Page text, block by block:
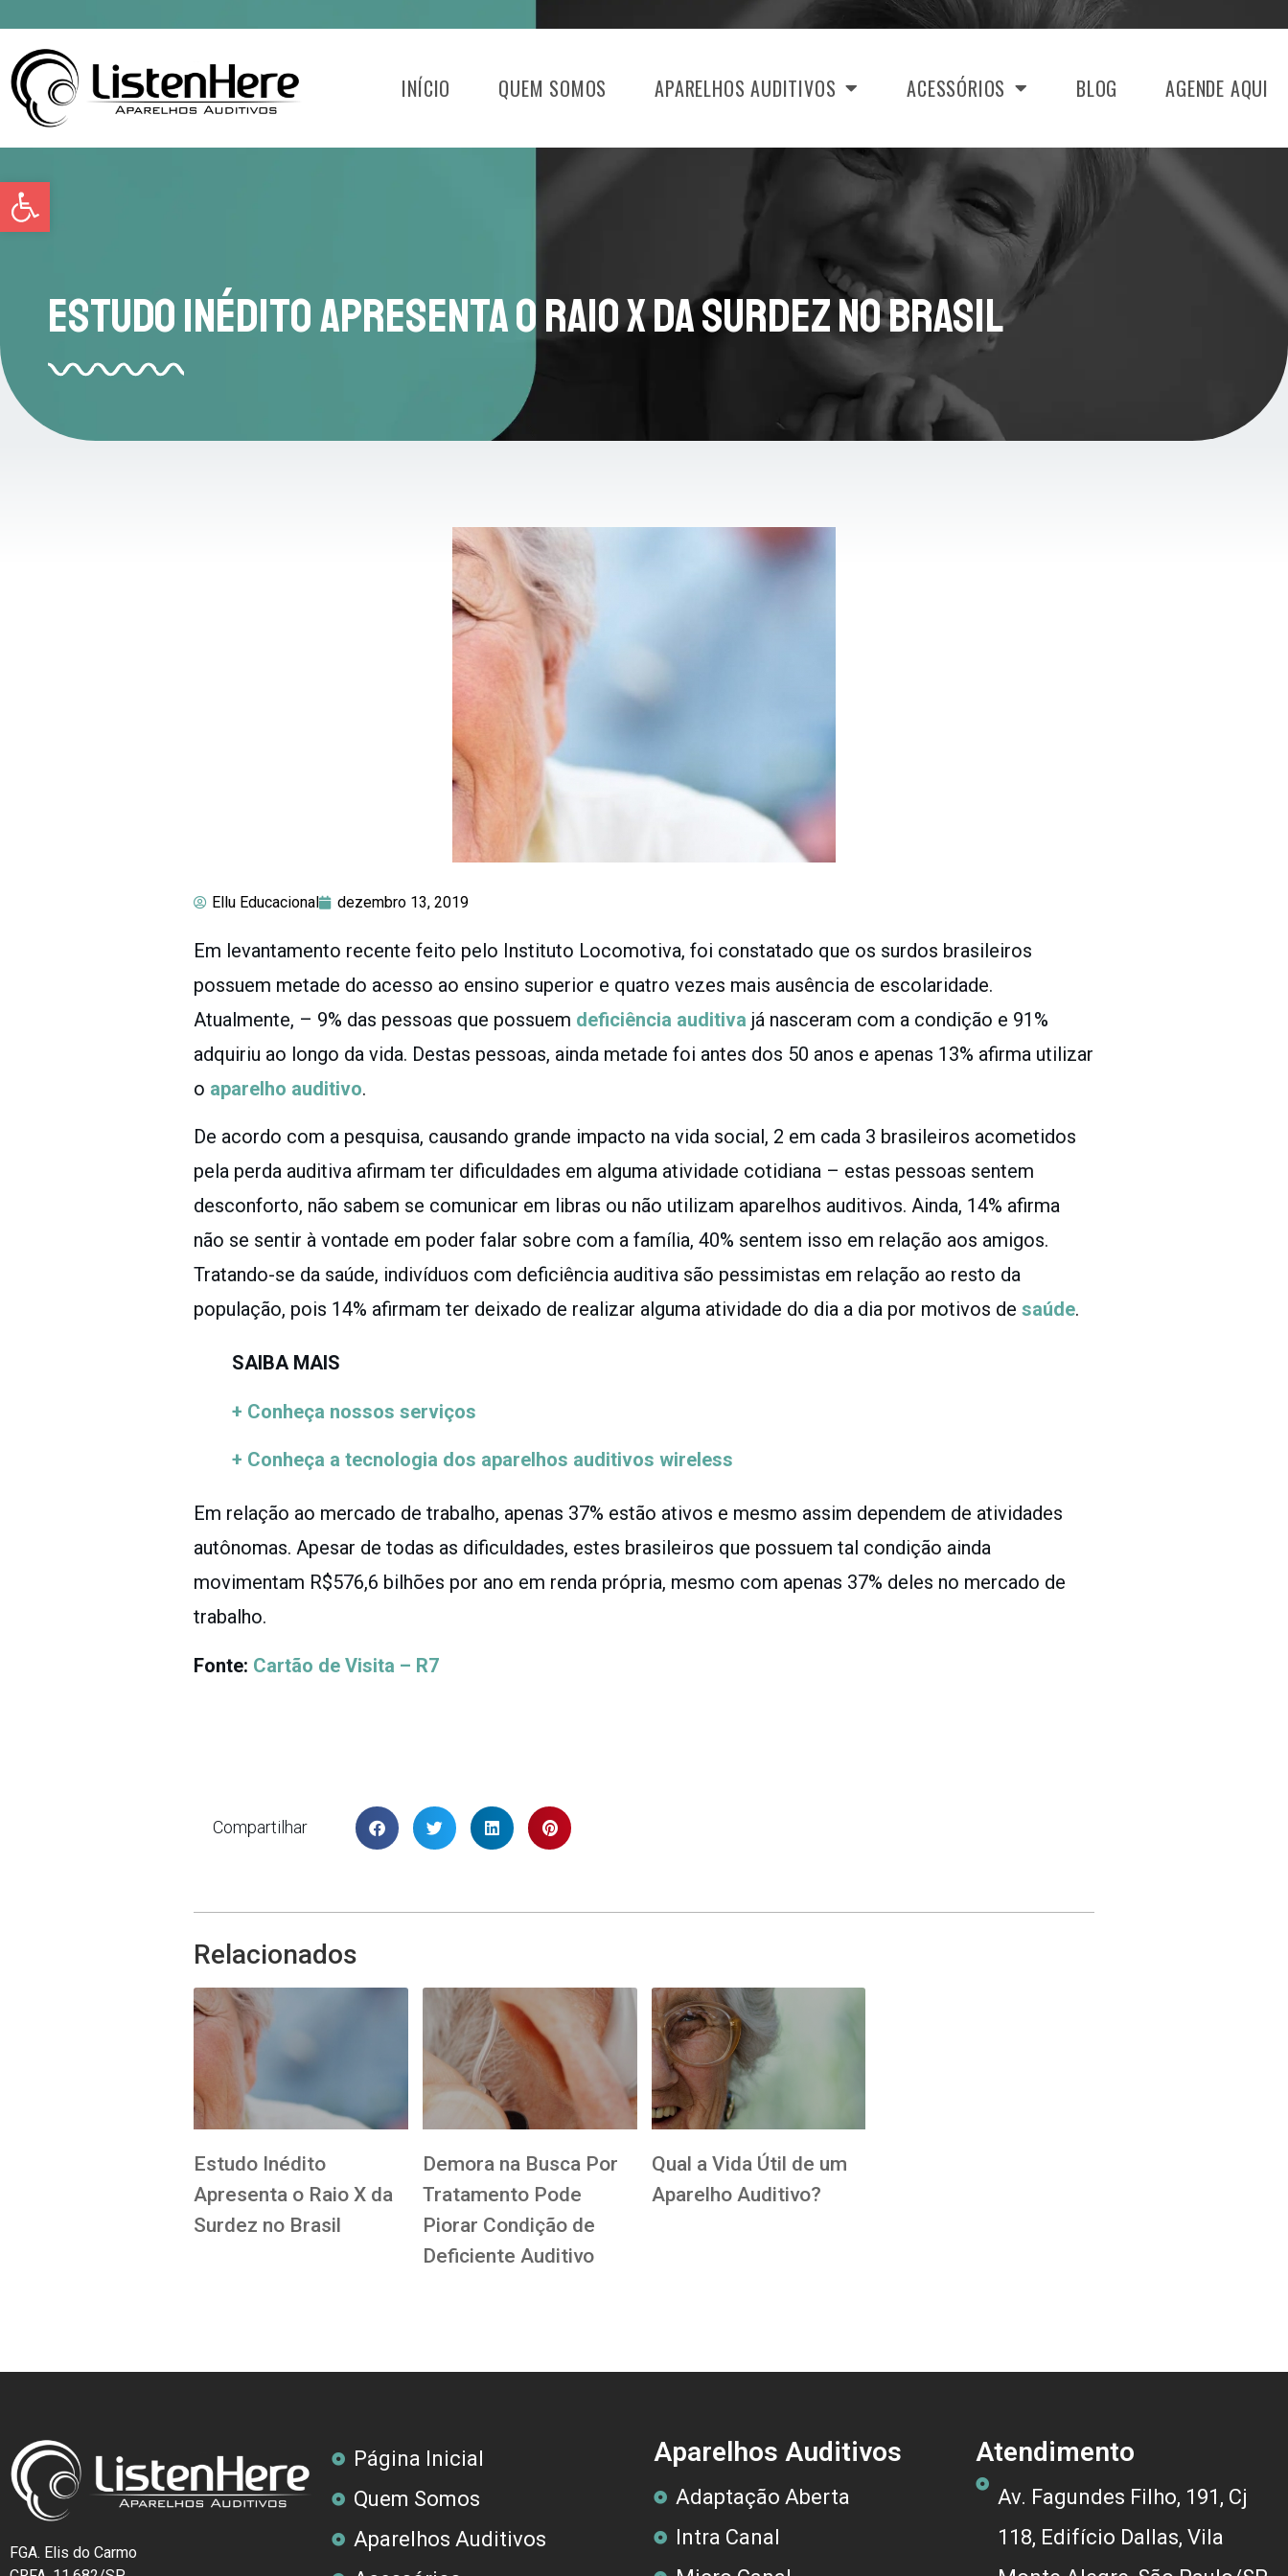
Abrir a barra de ferramentas
INÍCIO QUEM SOMOS APARELHOS AUDITIVOS ACESSÓRIOS BLOG AGENDE AQUI
Estudo Inédito Apresenta o Raio X da Surdez no Brasil
Ellu Educacional dezembro 13, 2019
Em levantamento recente feito pelo Instituto Locomotiva, foi constatado que os surdos brasileiros
possuem metade do acesso ao ensino superior e quatro vezes mais ausência de escolaridade.
Atualmente, – 9% das pessoas que possuem deficiência auditiva já nasceram com a condição e 91%
adquiriu ao longo da vida. Destas pessoas, ainda metade foi antes dos 50 anos e apenas 13% afirma utilizar
o aparelho auditivo.
De acordo com a pesquisa, causando grande impacto na vida social, 2 em cada 3 brasileiros acometidos
pela perda auditiva afirmam ter dificuldades em alguma atividade cotidiana – estas pessoas sentem
desconforto, não sabem se comunicar em libras ou não utilizam aparelhos auditivos. Ainda, 14% afirma
não se sentir à vontade em poder falar sobre com a família, 40% sentem isso em relação aos amigos.
Tratando-se da saúde, indivíduos com deficiência auditiva são pessimistas em relação ao resto da
população, pois 14% afirmam ter deixado de realizar alguma atividade do dia a dia por motivos de saúde.
SAIBA MAIS
+ Conheça nossos serviços
+ Conheça a tecnologia dos aparelhos auditivos wireless
Em relação ao mercado de trabalho, apenas 37% estão ativos e mesmo assim dependem de atividades
autônomas. Apesar de todas as dificuldades, estes brasileiros que possuem tal condição ainda
movimentam R$576,6 bilhões por ano em renda própria, mesmo com apenas 37% deles no mercado de
trabalho.
Fonte: Cartão de Visita – R7
Compartilhar
Relacionados
Estudo Inédito
Apresenta o Raio X da
Surdez no Brasil
Demora na Busca Por
Tratamento Pode
Piorar Condição de
Deficiente Auditivo
Qual a Vida Útil de um
Aparelho Auditivo?
FGA. Elis do Carmo
Página Inicial
Quem Somos
Aparelhos Auditivos
Aparelhos Auditivos
Adaptação Aberta
Intra Canal
Atendimento
Av. Fagundes Filho, 191, Cj
118, Edifício Dallas, Vila